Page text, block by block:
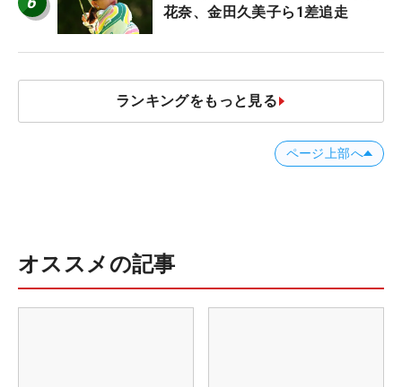
花奈、金田久美子ら1差追走
ランキングをもっと見る
ページ上部へ
オススメの記事